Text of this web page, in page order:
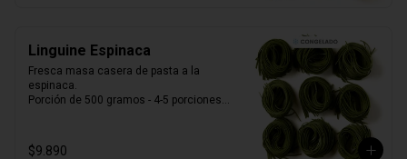
Linguine Espinaca
Fresca masa casera de pasta a la
espinaca.
Porción de 500 gramos - 4-5 porciones.
$9.890